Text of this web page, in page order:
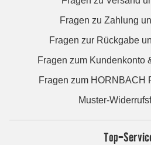
Fragen zu Zahlung
Fragen zur Rückgabe
Fragen zum Kundenkonto
Fragen zum HORNBACH
Muster-
Top-